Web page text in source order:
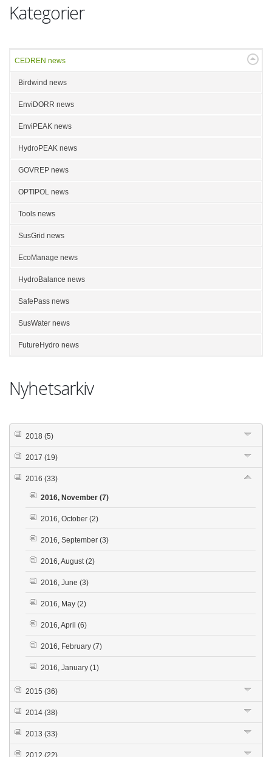
Kategorier
CEDREN news
Birdwind news
EnviDORR news
EnviPEAK news
HydroPEAK news
GOVREP news
OPTIPOL news
Tools news
SusGrid news
EcoManage news
HydroBalance news
SafePass news
SusWater news
FutureHydro news
Nyhetsarkiv
2018 (5)
2017 (19)
2016 (33)
2016, November (7)
2016, October (2)
2016, September (3)
2016, August(2)
2016, June (3)
2016, May (2)
2016, April (6)
2016, February (7)
2016, January (1)
2015 (36)
2014 (38)
2013 (33)
2012 (22)